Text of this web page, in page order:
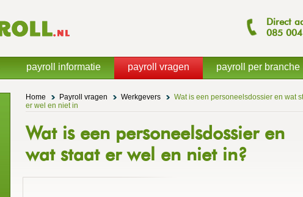
Direct
085
Home Payroll vragen Werkgevers
Wat is een personeelsdossier en wat
er wel en niet in
Wat is een personeelsdossier en
wat staat er wel en niet in?
payroll informatie payroll vragen payroll per branche